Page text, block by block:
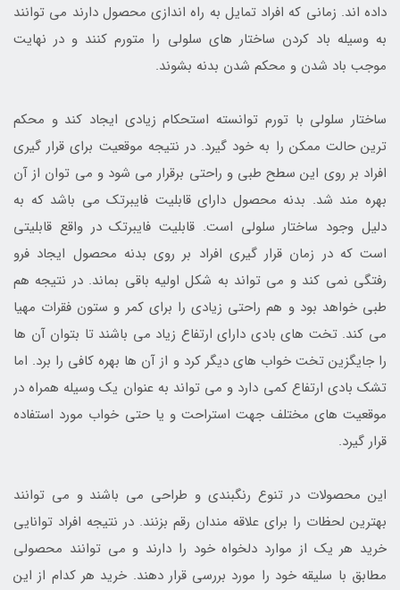
داده اند. زمانی که افراد تمایل به راه اندازی محصول دارند می توانند
به وسیله باد کردن ساختار های سلولی را متورم کنند و در نهایت
موجب باد شدن و محکم شدن بدنه بشوند.
ساختار سلولی با تورم توانسته استحکام زیادی ایجاد کند و محکم
ترین حالت ممکن را به خود گیرد. در نتیجه موقعیت برای قرار گیری
افراد بر روی این سطح طبی و راحتی برقرار می شود و می توان از آن
بهره مند شد. بدنه محصول دارای قابلیت فایبرتک می باشد که به
دلیل وجود ساختار سلولی است. قابلیت فایبرتک در واقع قابلیتی
است که در زمان قرار گیری افراد بر روی بدنه محصول ایجاد فرو
رفتگی نمی کند و می تواند به شکل اولیه باقی بماند. در نتیجه هم
طبی خواهد بود و هم راحتی زیادی را برای کمر و ستون فقرات مهیا
می کند. تخت های بادی دارای ارتفاع زیاد می باشند تا بتوان آن ها
را جایگزین تخت خواب های دیگر کرد و از آن ها بهره کافی را برد. اما
تشک بادی ارتفاع کمی دارد و می تواند به عنوان یک وسیله همراه در
موقعیت های مختلف جهت استراحت و یا حتی خواب مورد استفاده
قرار گیرد.
این محصولات در تنوع رنگبندی و طراحی می باشند و می توانند
بهترین لحظات را برای علاقه مندان رقم بزنند. در نتیجه افراد توانایی
خرید هر یک از موارد دلخواه خود را دارند و می توانند محصولی
مطابق با سلیقه خود را مورد بررسی قرار دهند. خرید هر کدام از این